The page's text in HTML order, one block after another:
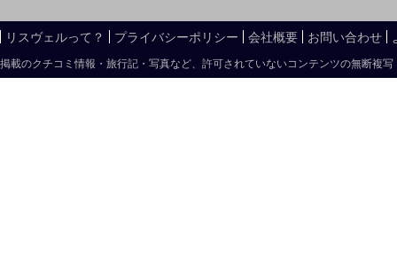
リスヴェルって？ プライバシーポリシー 会社概要 お問い合わせ
掲載のクチコミ情報・旅行記・写真など、許可されていないコンテンツの無断複